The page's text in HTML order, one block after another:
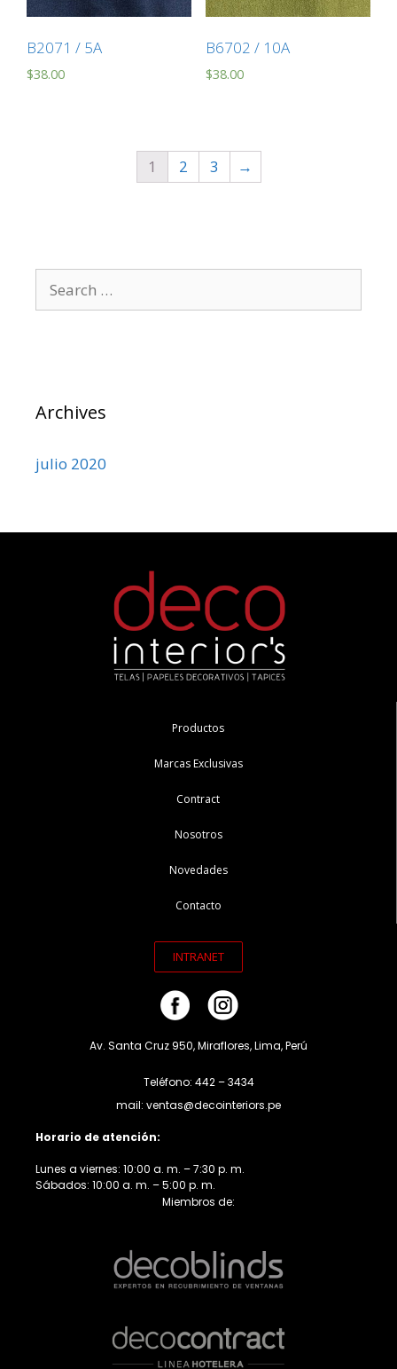
B2071 / 5A
$38.00
B6702 / 10A
$38.00
1 2 3 →
Archives
julio 2020
Productos
Marcas Exclusivas
Contract
Nosotros
Novedades
Contacto
INTRANET
Av. Santa Cruz 950, Miraflores, Lima, Perú
Teléfono: 442 – 3434
mail: ventas@decointeriors.pe
Horario de atención:
Lunes a viernes: 10:00 a. m. – 7:30 p. m.
Sábados: 10:00 a. m. – 5:00 p. m.
Miembros de: